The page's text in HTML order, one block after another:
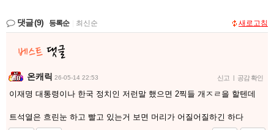
댓글(9) 등록순 최신순 새로고침
온캐릭 26-05-14 22:53 신고 | 공감 확인
이재명 대통령이나 한국 정치인 저런말 했으면 2찍들 개ㅈㄹ을 할텐데
트석열은 흐린눈 하고 빨고 있는거 보면 머리가 어질어질하긴 하다